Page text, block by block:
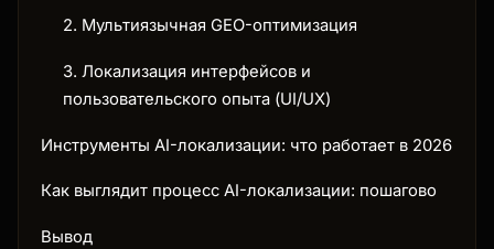
2. Мультиязычная GEO-оптимизация
3. Локализация интерфейсов и
пользовательского опыта (UI/UX)
Инструменты AI-локализации: что работает в 2026
Как выглядит процесс AI-локализации: пошагово
Вывод